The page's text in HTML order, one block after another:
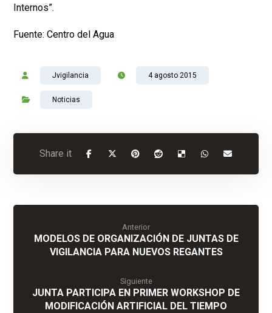
Internos”.
Fuente: Centro del Agua
Jvigilancia 4 agosto 2015
Noticias
Anterior
MODELOS DE ORGANIZACIÓN DE JUNTAS DE
VIGILANCIA PARA NUEVOS REGANTES
Siguiente
JUNTA PARTICIPA EN PRIMER WORKSHOP DE
MODIFICACIÓN ARTIFICIAL DEL TIEMPO